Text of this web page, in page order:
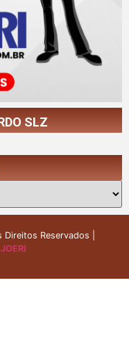
SLZ
Reservados |
JOERI